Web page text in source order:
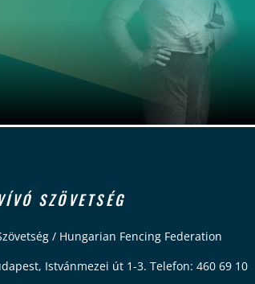
SZÖVETSÉG
/ Hungarian Fencing Federation
Istvánmezei út 1-3. Telefon: 460 69 10